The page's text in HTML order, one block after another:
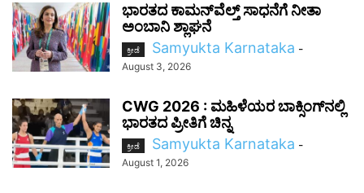
ಭಾರತದ ಕಾಮನ್‌ವೆಲ್ತ್ ಸಾಧನೆಗೆ ನೀತಾ
ಅಂಬಾನಿ ಶ್ಲಾಘನೆ
ಕ್ರೀಡೆ Samyukta Karnataka -
August 3, 2026
CWG 2026 : ಮಹಿಳೆಯರ ಬಾಕ್ಸಿಂಗ್‌ನಲ್ಲಿ
ಭಾರತದ ಪ್ರೀತಿಗೆ ಚಿನ್ನ
ಕ್ರೀಡೆ Samyukta Karnataka -
August 1, 2026